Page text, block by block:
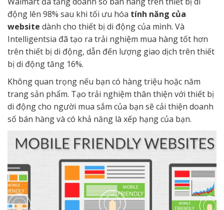
động lên 98% sau khi tối ưu hóa tính năng của
website dành cho thiết bị di động của mình. Và
Intelligentsia đã tạo ra trải nghiệm mua hàng tốt hơn
trên thiết bị di động, dẫn đến lượng giao dịch trên thiết
bị di động tăng 16%.
Không quan trọng nếu bạn có hàng triệu hoặc năm
trang sản phẩm. Tạo trải nghiệm thân thiện với thiết bị
di động cho người mua sắm của bạn sẽ cải thiện doanh
số bán hàng và có khả năng là xếp hạng của bạn.